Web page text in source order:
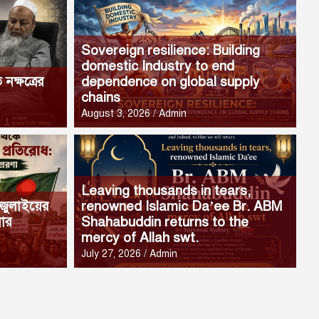
সমস্যা ও করণীয়
জুলাইয়ের
Sovereign resilience: Building
domestic Industry to end
dependence on global supply
chains
August 3, 2026 Admin
Leaving thousands in tears,
renowned Islamic Da’ee Br. ABM
Shahabuddin returns to the
mercy of Allah swt.
July 27, 2026 Admin